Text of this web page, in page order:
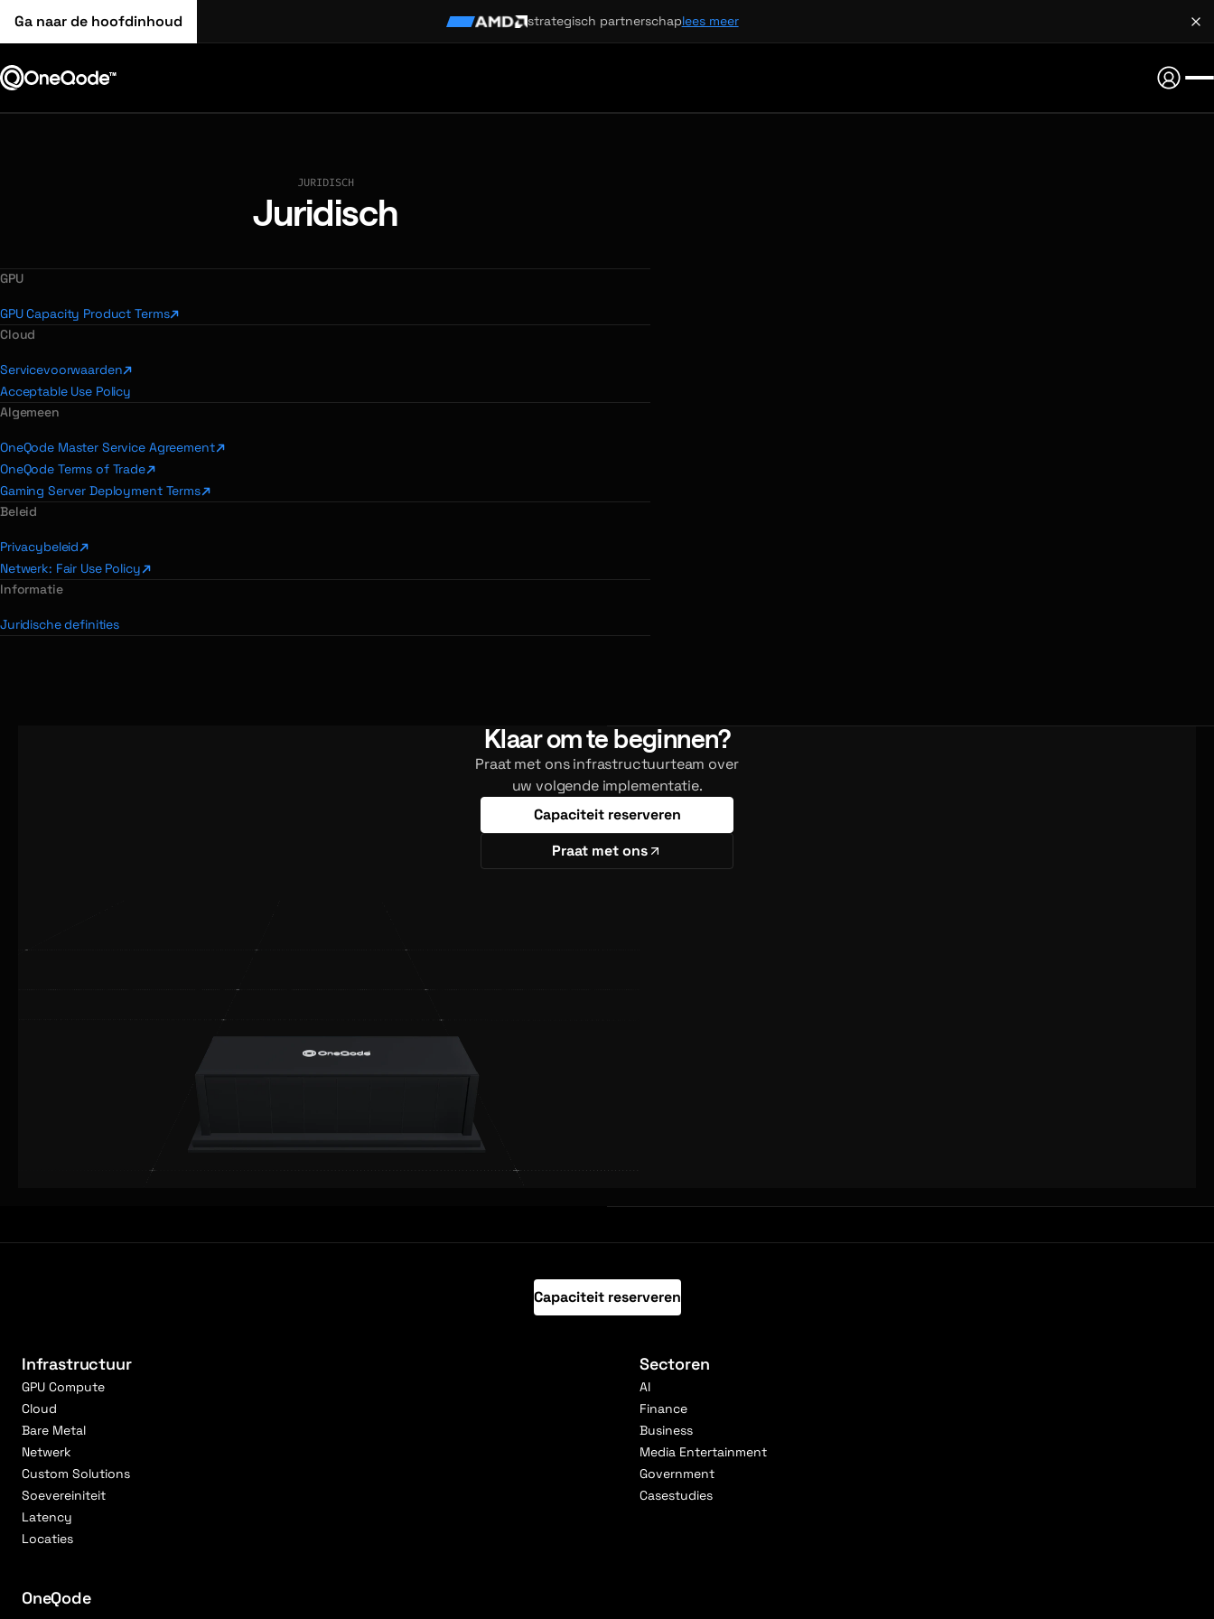
Ga naar de hoofdinhoud strategisch partnerschaplees meer
JURIDISCH
Juridisch
GPU
GPU Capacity Product Terms
Cloud
Servicevoorwaarden
Acceptable Use Policy
Algemeen
OneQode Master Service Agreement
OneQode Terms of Trade
Gaming Server Deployment Terms
Beleid
Privacybeleid
Netwerk: Fair Use Policy
Informatie
Juridische definities
Klaar om te beginnen?
Praat met ons infrastructuurteam over
uw volgende implementatie.
Capaciteit reserveren
Praat met ons
Capaciteit reserveren
Infrastructuur
GPU Compute
Cloud
Bare Metal
Netwerk
Custom Solutions
Soevereiniteit
Latency
Locaties
Sectoren
AI
Finance
Business
Media Entertainment
Government
Casestudies
OneQode